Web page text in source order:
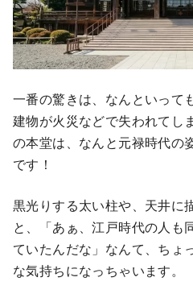
一番の驚きは、なんといって
建物が火災などで失われてし
の本堂は、なんと元禄時代の
です！
黒光りする太い柱や、天井に
と、「あぁ、江戸時代の人も
ていたんだな」なんて、ちょ
な気持ちになっちゃいます。